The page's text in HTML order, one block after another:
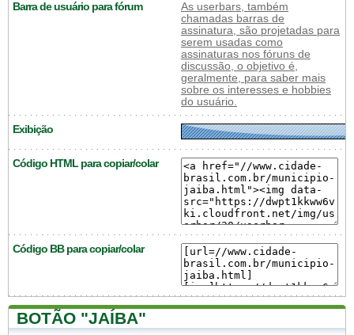
Barra de usuário para fórum
As userbars, também
chamadas barras de
assinatura, são projetadas para
serem usadas como
assinaturas nos fóruns de
discussão, o objetivo é,
geralmente, para saber mais
sobre os interesses e hobbies
do usuário.
Exibição
Código HTML para copiar/colar
Código BB para copiar/colar
BOTÃO "JAÍBA"